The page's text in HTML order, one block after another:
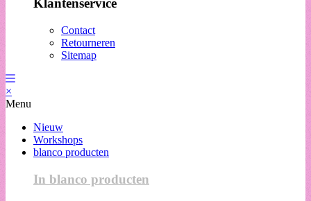
Klantenservice
Contact
Retourneren
Sitemap
×
Menu
Nieuw
Workshops
blanco producten
In blanco producten